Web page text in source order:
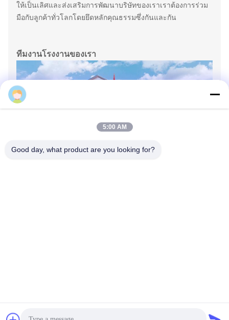
ให้เป็นเลิศและส่งเสริมการพัฒนาบริษัทของเราเราต้องการร่วม
มือกับลูกค้าทั่วโลกโดยยึดหลักคุณธรรมซึ่งกันและกัน
ทีมงานโรงงานของเรา
5:00 AM
Good day, what product are you looking for?